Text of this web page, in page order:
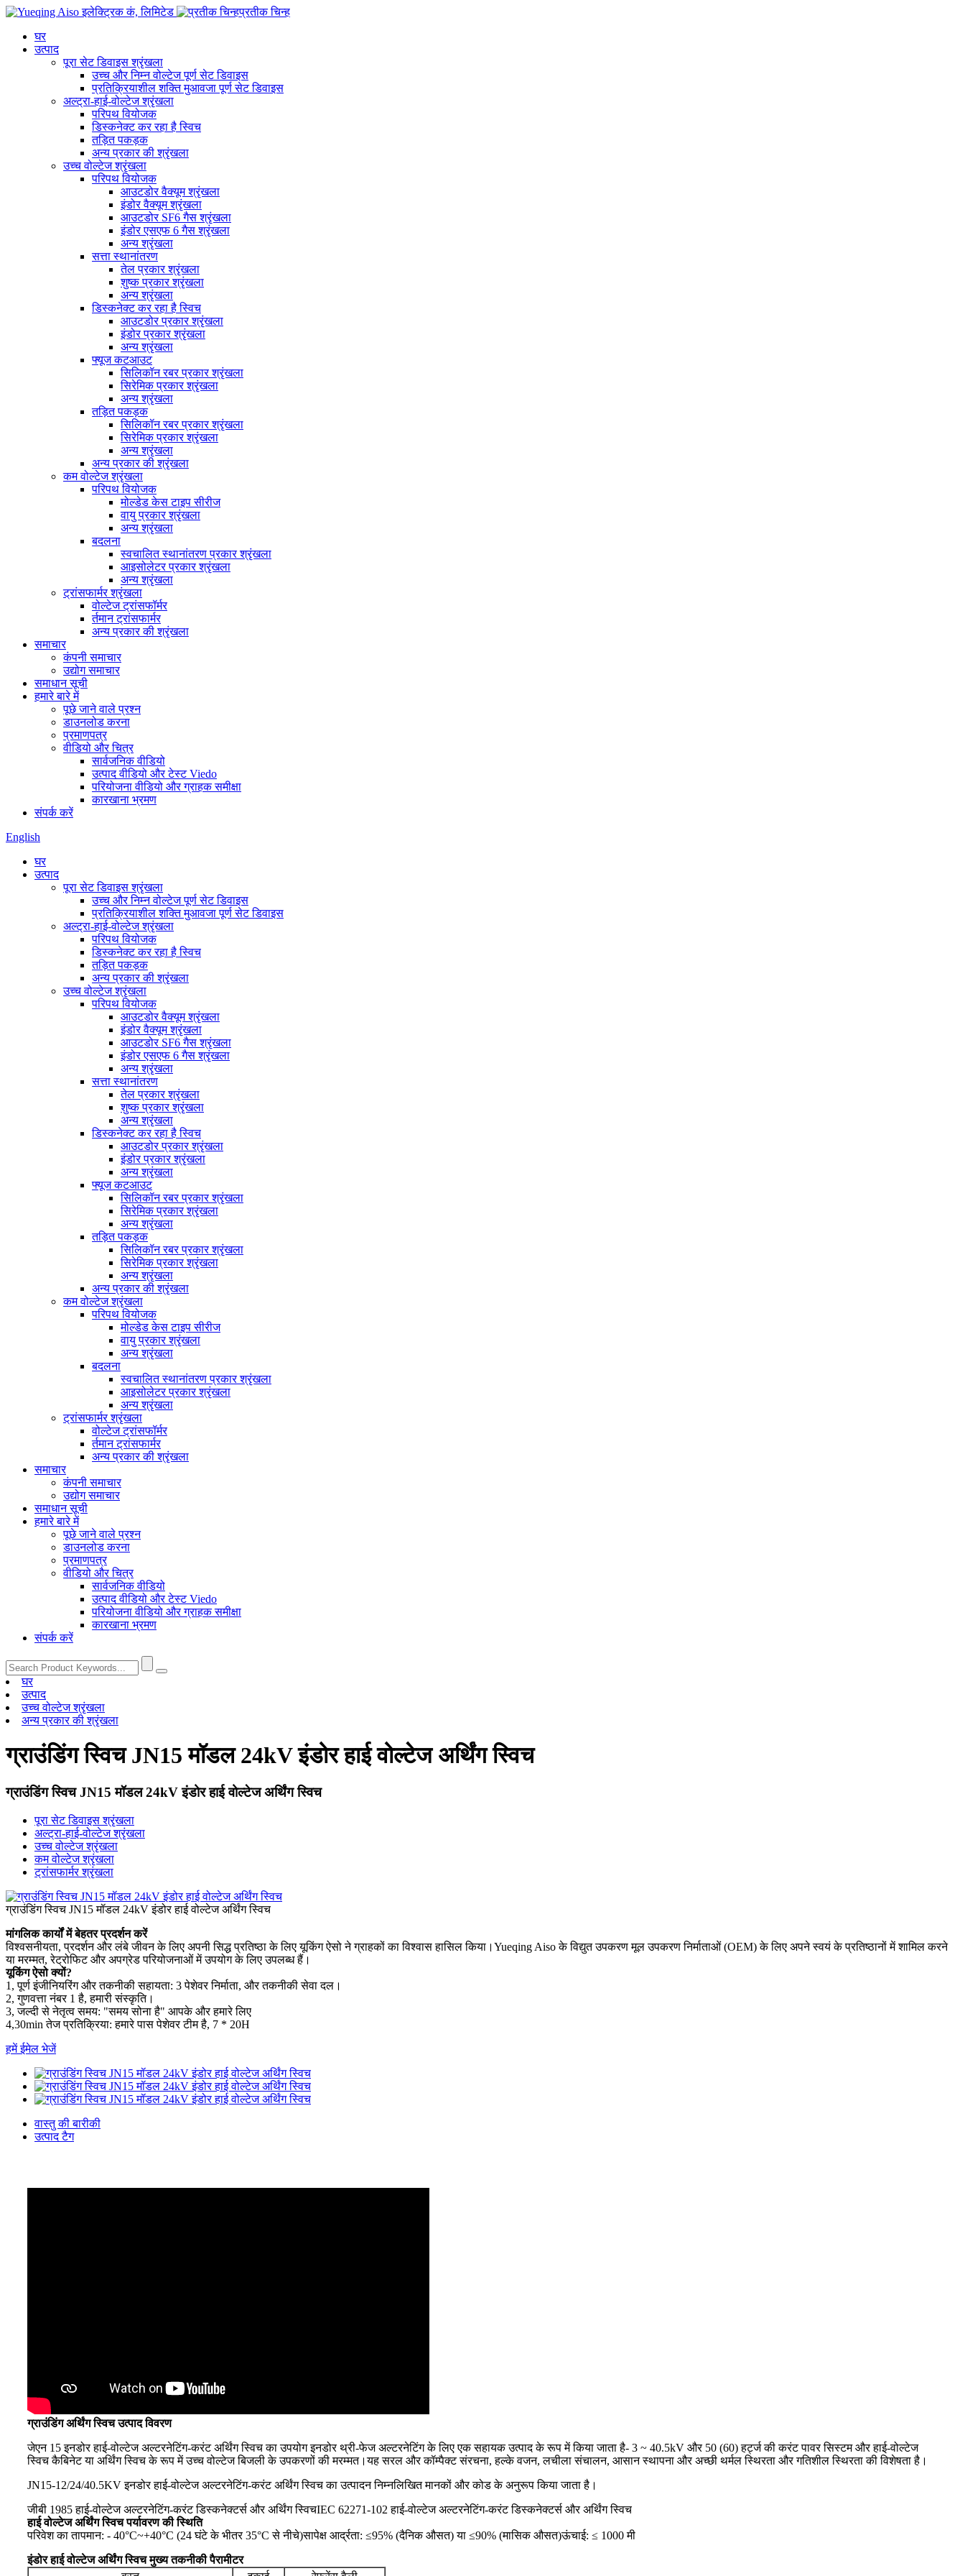
प्रतीक चिन्ह
घर
उत्पाद
पूरा सेट डिवाइस श्रृंखला
उच्च और निम्न वोल्टेज पूर्ण सेट डिवाइस
प्रतिक्रियाशील शक्ति मुआवजा पूर्ण सेट डिवाइस
अल्ट्रा-हाई-वोल्टेज श्रृंखला
परिपथ वियोजक
डिस्कनेक्ट कर रहा है स्विच
तड़ित पकड़क
अन्य प्रकार की श्रृंखला
उच्च वोल्टेज श्रृंखला
परिपथ वियोजक
आउटडोर वैक्यूम श्रृंखला
इंडोर वैक्यूम श्रृंखला
आउटडोर SF6 गैस श्रृंखला
इंडोर एसएफ 6 गैस श्रृंखला
अन्य श्रृंखला
सत्ता स्थानांतरण
तेल प्रकार श्रृंखला
शुष्क प्रकार श्रृंखला
अन्य श्रृंखला
डिस्कनेक्ट कर रहा है स्विच
आउटडोर प्रकार श्रृंखला
इंडोर प्रकार श्रृंखला
अन्य श्रृंखला
फ्यूज कटआउट
सिलिकॉन रबर प्रकार श्रृंखला
सिरेमिक प्रकार श्रृंखला
अन्य श्रृंखला
तड़ित पकड़क
सिलिकॉन रबर प्रकार श्रृंखला
सिरेमिक प्रकार श्रृंखला
अन्य श्रृंखला
अन्य प्रकार की श्रृंखला
कम वोल्टेज श्रृंखला
परिपथ वियोजक
मोल्डेड केस टाइप सीरीज
वायु प्रकार श्रृंखला
अन्य श्रृंखला
बदलना
स्वचालित स्थानांतरण प्रकार श्रृंखला
आइसोलेटर प्रकार श्रृंखला
अन्य श्रृंखला
ट्रांसफार्मर श्रृंखला
वोल्टेज ट्रांसफॉर्मर
र्तमान ट्रांसफार्मर
अन्य प्रकार की श्रृंखला
समाचार
कंपनी समाचार
उद्योग समाचार
समाधान सूची
हमारे बारे में
पूछे जाने वाले प्रश्न
डाउनलोड करना
प्रमाणपत्र
वीडियो और चित्र
सार्वजनिक वीडियो
उत्पाद वीडियो और टेस्ट Viedo
परियोजना वीडियो और ग्राहक समीक्षा
कारखाना भ्रमण
संपर्क करें
English
घर
उत्पाद
पूरा सेट डिवाइस श्रृंखला
उच्च और निम्न वोल्टेज पूर्ण सेट डिवाइस
प्रतिक्रियाशील शक्ति मुआवजा पूर्ण सेट डिवाइस
अल्ट्रा-हाई-वोल्टेज श्रृंखला
परिपथ वियोजक
डिस्कनेक्ट कर रहा है स्विच
तड़ित पकड़क
अन्य प्रकार की श्रृंखला
उच्च वोल्टेज श्रृंखला
परिपथ वियोजक
आउटडोर वैक्यूम श्रृंखला
इंडोर वैक्यूम श्रृंखला
आउटडोर SF6 गैस श्रृंखला
इंडोर एसएफ 6 गैस श्रृंखला
अन्य श्रृंखला
सत्ता स्थानांतरण
तेल प्रकार श्रृंखला
शुष्क प्रकार श्रृंखला
अन्य श्रृंखला
डिस्कनेक्ट कर रहा है स्विच
आउटडोर प्रकार श्रृंखला
इंडोर प्रकार श्रृंखला
अन्य श्रृंखला
फ्यूज कटआउट
सिलिकॉन रबर प्रकार श्रृंखला
सिरेमिक प्रकार श्रृंखला
अन्य श्रृंखला
तड़ित पकड़क
सिलिकॉन रबर प्रकार श्रृंखला
सिरेमिक प्रकार श्रृंखला
अन्य श्रृंखला
अन्य प्रकार की श्रृंखला
कम वोल्टेज श्रृंखला
परिपथ वियोजक
मोल्डेड केस टाइप सीरीज
वायु प्रकार श्रृंखला
अन्य श्रृंखला
बदलना
स्वचालित स्थानांतरण प्रकार श्रृंखला
आइसोलेटर प्रकार श्रृंखला
अन्य श्रृंखला
ट्रांसफार्मर श्रृंखला
वोल्टेज ट्रांसफॉर्मर
र्तमान ट्रांसफार्मर
अन्य प्रकार की श्रृंखला
समाचार
कंपनी समाचार
उद्योग समाचार
समाधान सूची
हमारे बारे में
पूछे जाने वाले प्रश्न
डाउनलोड करना
प्रमाणपत्र
वीडियो और चित्र
सार्वजनिक वीडियो
उत्पाद वीडियो और टेस्ट Viedo
परियोजना वीडियो और ग्राहक समीक्षा
कारखाना भ्रमण
संपर्क करें
घर
उत्पाद
उच्च वोल्टेज श्रृंखला
अन्य प्रकार की श्रृंखला
ग्राउंडिंग स्विच JN15 मॉडल 24kV इंडोर हाई वोल्टेज अर्थिंग स्विच
ग्राउंडिंग स्विच JN15 मॉडल 24kV इंडोर हाई वोल्टेज अर्थिंग स्विच
पूरा सेट डिवाइस श्रृंखला
अल्ट्रा-हाई-वोल्टेज श्रृंखला
उच्च वोल्टेज श्रृंखला
कम वोल्टेज श्रृंखला
ट्रांसफार्मर श्रृंखला
ग्राउंडिंग स्विच JN15 मॉडल 24kV इंडोर हाई वोल्टेज अर्थिंग स्विच
मांगलिक कार्यों में बेहतर प्रदर्शन करें
विश्वसनीयता, प्रदर्शन और लंबे जीवन के लिए अपनी सिद्ध प्रतिष्ठा के लिए यूकिंग ऐसो ने ग्राहकों का विश्वास हासिल किया।Yueqing Aiso के विद्युत उपकरण मूल उपकरण निर्माताओं (OEM) के लिए अपने स्वयं के प्रतिष्ठानों में शामिल करने
या मरम्मत, रेट्रोफिट और अपग्रेड परियोजनाओं में उपयोग के लिए उपलब्ध हैं।
यूकिंग ऐसो क्यों?
1, पूर्ण इंजीनियरिंग और तकनीकी सहायता: 3 पेशेवर निर्माता, और तकनीकी सेवा दल।
2, गुणवत्ता नंबर 1 है, हमारी संस्कृति।
3, जल्दी से नेतृत्व समय: "समय सोना है" आपके और हमारे लिए
4,30min तेज प्रतिक्रिया: हमारे पास पेशेवर टीम है, 7 * 20H
हमें ईमेल भेजें
वास्तु की बारीकी
उत्पाद टैग
ग्राउंडिंग अर्थिंग स्विच उत्पाद विवरण
जेएन 15 इनडोर हाई-वोल्टेज अल्टरनेटिंग-करंट अर्थिंग स्विच का उपयोग इनडोर थ्री-फेज अल्टरनेटिंग के लिए एक सहायक उत्पाद के रूप में किया जाता है- 3 ~ 40.5kV और 50 (60) हर्ट्ज की करंट पावर सिस्टम और हाई-वोल्टेज
स्विच कैबिनेट या अर्थिंग स्विच के रूप में उच्च वोल्टेज बिजली के उपकरणों की मरम्मत।यह सरल और कॉम्पैक्ट संरचना, हल्के वजन, लचीला संचालन, आसान स्थापना और अच्छी थर्मल स्थिरता और गतिशील स्थिरता की विशेषता है।
JN15-12/24/40.5KV इनडोर हाई-वोल्टेज अल्टरनेटिंग-करंट अर्थिंग स्विच का उत्पादन निम्नलिखित मानकों और कोड के अनुरूप किया जाता है।
जीबी 1985 हाई-वोल्टेज अल्टरनेटिंग-करंट डिस्कनेक्टर्स और अर्थिंग स्विचIEC 62271-102 हाई-वोल्टेज अल्टरनेटिंग-करंट डिस्कनेक्टर्स और अर्थिंग स्विच
हाई वोल्टेज अर्थिंग स्विच पर्यावरण की स्थिति
परिवेश का तापमान: - 40°C~+40°C (24 घंटे के भीतर 35°C से नीचे)सापेक्ष आर्द्रता: ≤95% (दैनिक औसत) या ≤90% (मासिक औसत)ऊंचाई: ≤ 1000 मी
इंडोर हाई वोल्टेज अर्थिंग स्विच मुख्य तकनीकी पैरामीटर